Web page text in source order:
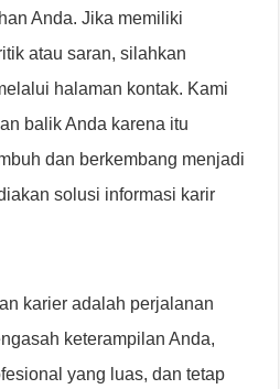
Anda. Jika memiliki
atau saran, silahkan
halaman kontak. Kami
balik Anda karena itu
dan berkembang menjadi
solusi informasi karir
karier adalah perjalanan
keterampilan Anda,
yang luas, dan tetap